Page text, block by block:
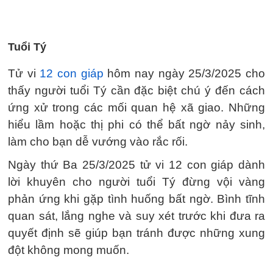
Tuổi Tý
Tử vi 12 con giáp hôm nay ngày 25/3/2025 cho
thấy người tuổi Tý cần đặc biệt chú ý đến cách
ứng xử trong các mối quan hệ xã giao. Những
hiểu lầm hoặc thị phi có thể bất ngờ nảy sinh,
làm cho bạn dễ vướng vào rắc rối.
Ngày thứ Ba 25/3/2025 tử vi 12 con giáp dành
lời khuyên cho người tuổi Tý đừng vội vàng
phản ứng khi gặp tình huống bất ngờ. Bình tĩnh
quan sát, lắng nghe và suy xét trước khi đưa ra
quyết định sẽ giúp bạn tránh được những xung
đột không mong muốn.